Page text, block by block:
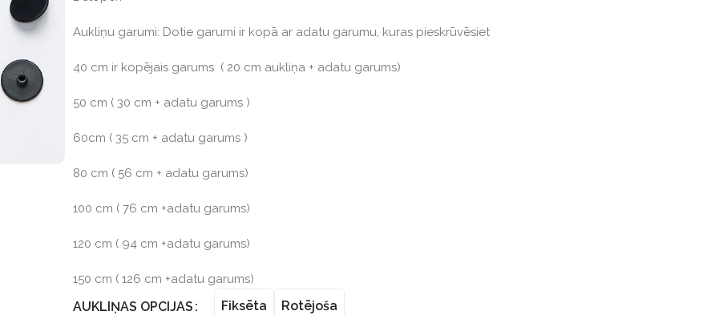
Aukliņu garumi: Dotie garumi ir kopā ar adatu garumu, kuras pieskrūvēsiet
40 cm ir kopējais garums ( 20 cm aukliņa + adatu garums)
50 cm ( 30 cm + adatu garums )
60cm ( 35 cm + adatu garums )
80 cm ( 56 cm + adatu garums)
100 cm ( 76 cm +adatu garums)
120 cm ( 94 cm +adatu garums)
150 cm ( 126 cm +adatu garums)
AUKLIŅAS OPCIJAS Fiksēta Rotējoša